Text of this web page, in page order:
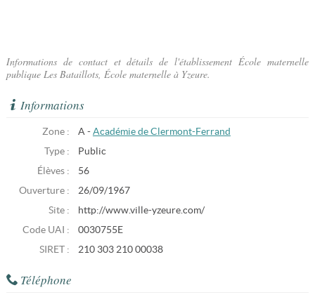
Informations de contact et détails de l'établissement École maternelle
publique Les Bataillots, École maternelle à Yzeure.
Informations
Zone : A - Académie de Clermont-Ferrand
Type :
Public
Élèves :
56
Ouverture :
26/09/1967
Site :
http://www.ville-yzeure.com/
Code UAI :
0030755E
SIRET :
210 303 210 00038
Téléphone